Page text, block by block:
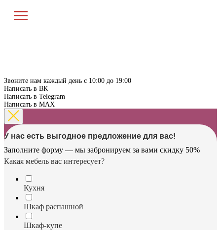
Звоните нам каждый день с 10:00 до 19:00
Написать в ВК
Написать в Telegram
Написать в MAX
У нас есть выгодное предложение для вас!
Заполните форму — мы забронируем за вами скидку 50%
Какая мебель вас интересует?
Кухня
Шкаф распашной
Шкаф-купе